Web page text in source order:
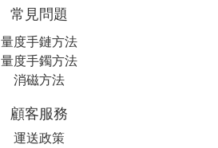
常見問題
量度手鏈方法
量度手鐲方法
消磁方法
顧客服務
運送政策